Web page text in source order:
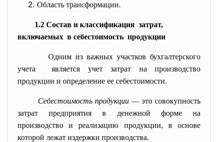
Область трансформации.
1.2 Состав и классификация затрат,
включаемых в себестоимость продукции
Одним из важных участков бухгалтерского
учета является учет затрат на производство
продукции и определение ее себестоимости.
Себестоимость продукции — это совокупность
затрат предприятия в денежной форме на
производство и реализацию продукции, в основе
которой лежат издержки производства.